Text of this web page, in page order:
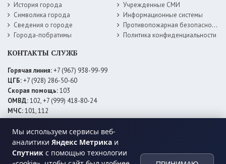
Мы используем сервисы веб-
аналитики Яндекс Метрика и
Спутник с помощью технологии
История города
Символика города
Сведения о городе
Города-побратимы
Учрежденные СМИ
Информационные системы
Противопожарная безопасность
Политика конфиденциальности
КОНТАКТЫ СЛУЖБ
Горячая линия:+7 (967) 938-99-99
ЦГБ:+7 (928) 286-50-60
Скорая помощь:103
ОМВД:102, +7 (999) 418-80-24
МЧС:101, 112
ЕДДС:+7 (928) 576-09-83
Электросети:+7 (800) 220-02-20
Даггаз:+7 (928) 980-64-04
Горводоснаб: +7 (928) 559-59-74
Теплоснаб: +7 (928) 873-27-09